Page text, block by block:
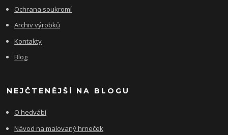
Ochrana soukromí
Archiv výrobků
Kontakty
Blog
NEJČTENĚJŠÍ NA BLOGU
O hedvábí
Návod na malovaný hrneček